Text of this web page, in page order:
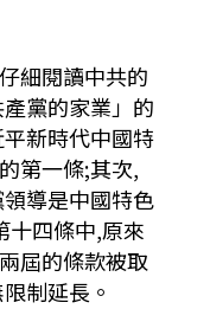
細閱讀中共的
黨的家業」的
新時代中國特
第一條;其次,
導是中國特色
十四條中,原來
屆的條款被取
制延長。